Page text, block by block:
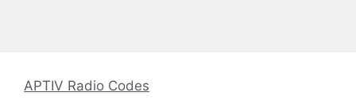
APTIV Radio Codes